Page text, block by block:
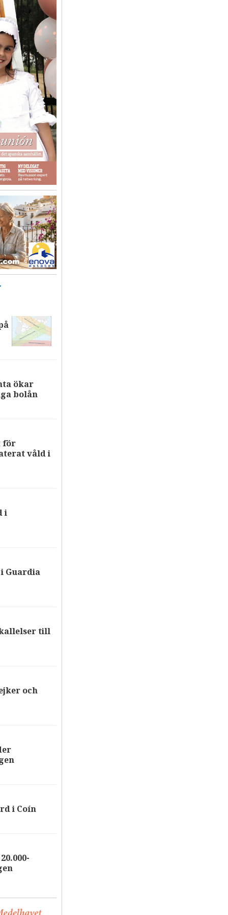
ökar
bolån
för
våld i
i
Guardia
till
och
i Coín